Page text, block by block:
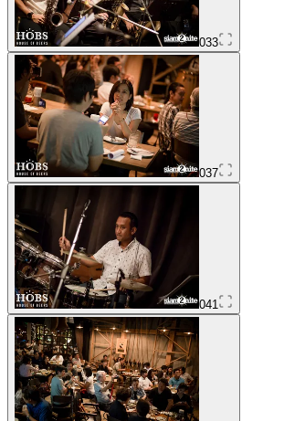
033
037
041